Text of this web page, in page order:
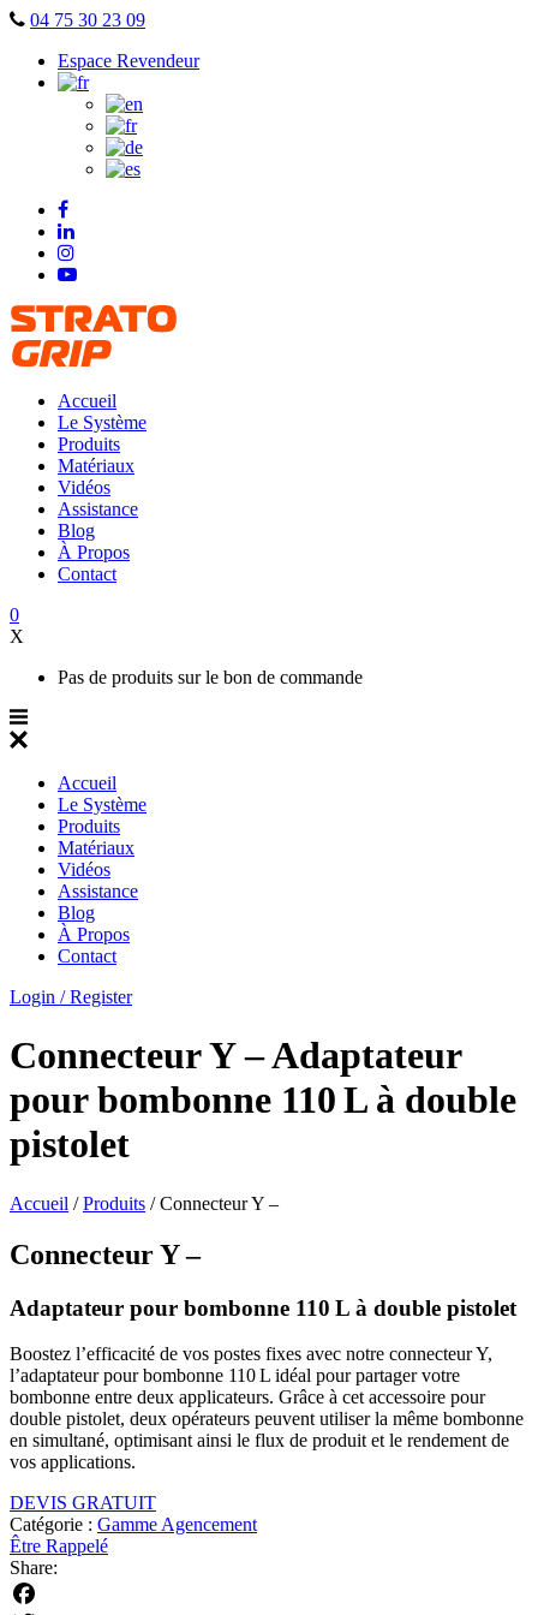
Skip
content
04 75 30 23 09
Espace Revendeur
Accueil
Le Système
Produits
Matériaux
Vidéos
Assistance
Blog
À Propos
Contact
0
X
Pas de produits sur le bon de commande
Accueil
Le Système
Produits
Matériaux
Vidéos
Assistance
Blog
À Propos
Contact
Login / Register
Connecteur Y – Adaptateur
pour bombonne 110 L à double
pistolet
Accueil /Produits /Connecteur Y –
Connecteur Y –
Adaptateur pour bombonne 110 L à double pistolet
Boostez l’efficacité de vos postes fixes avec notre connecteur Y,
l’adaptateur pour bombonne 110 L idéal pour partager votre
bombonne entre deux applicateurs. Grâce à cet accessoire pour
double pistolet, deux opérateurs peuvent utiliser la même bombonne
en simultané, optimisant ainsi le flux de produit et le rendement de
vos applications.
DEVIS GRATUIT
Catégorie : Gamme Agencement
Être Rappelé
Share: